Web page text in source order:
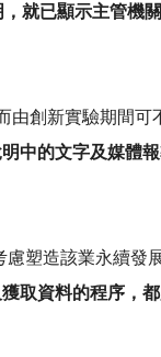
就已顯示主管
創新實驗期間
中的文字及媒體
塑造該業永續
取資料的程序